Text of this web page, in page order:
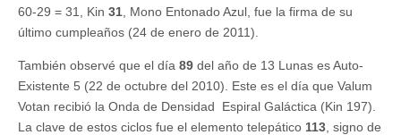
60-29 = 31, Kin 31 , Mono Entonado Azul, fue la firma de su
último cumpleaños (24 de enero de 2011).
También observé que el día 89 del año de 13 Lunas es Auto-
Existente 5 (22 de octubre del 2010). Este es el día que Valum
Votan recibió la Onda de Densidad Espiral Galáctica (Kin 197).
La clave de estos ciclos fue el elemento telepático 113 , signo de